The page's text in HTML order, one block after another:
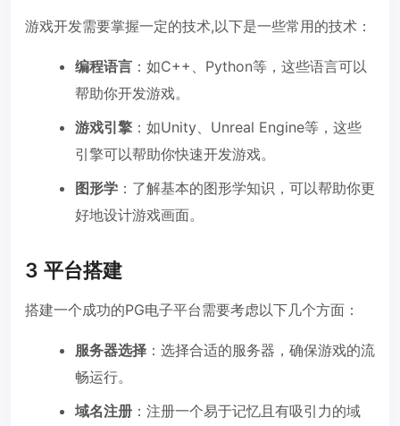
游戏开发需要掌握一定的技术,以下是一些常用的技术：
编程语言 ：如C++、Python等，这些语言可以
帮助你开发游戏。
游戏引擎 ：如Unity、Unreal Engine等，这些
引擎可以帮助你快速开发游戏。
图形学 ：了解基本的图形学知识，可以帮助你更
好地设计游戏画面。
3 平台搭建
搭建一个成功的PG电子平台需要考虑以下几个方面：
服务器选择 ：选择合适的服务器，确保游戏的流
畅运行。
域名注册 ：注册一个易于记忆且有吸引力的域